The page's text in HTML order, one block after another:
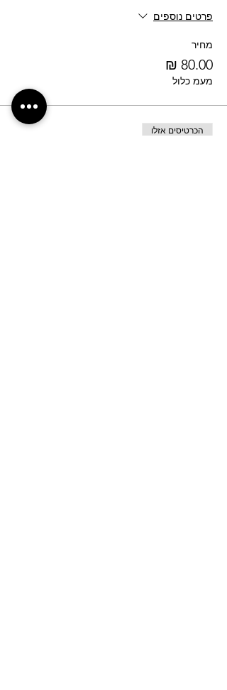
פרטים נוספים
מחיר
מעמ כלול
הכרטיסים אזלו